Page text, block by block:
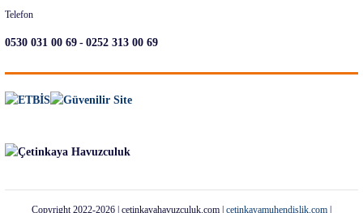
Telefon
0530 031 00 69-0252 313 00 69
Copyright 2022-2026 | cetinkayahavuzculuk.com | cetinkayamuhendislik.com